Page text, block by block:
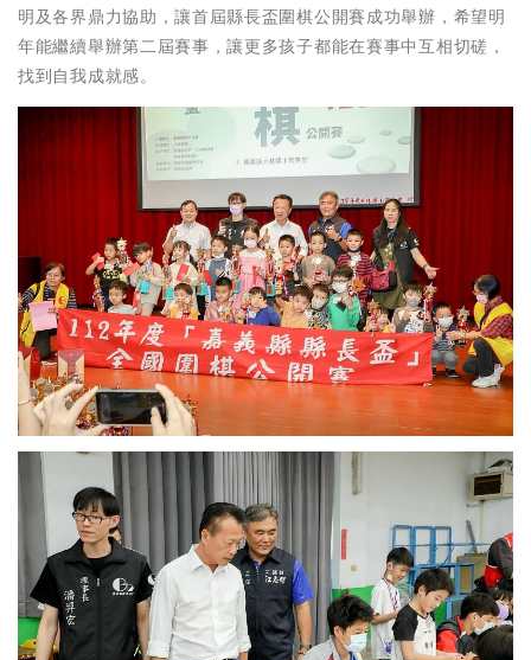
明及各界鼎力協助，讓首屆縣長盃圍棋公開賽成功舉辦，希望明
年能繼續舉辦第二屆賽事，讓更多孩子都能在賽事中互相切磋，
找到自我成就感。